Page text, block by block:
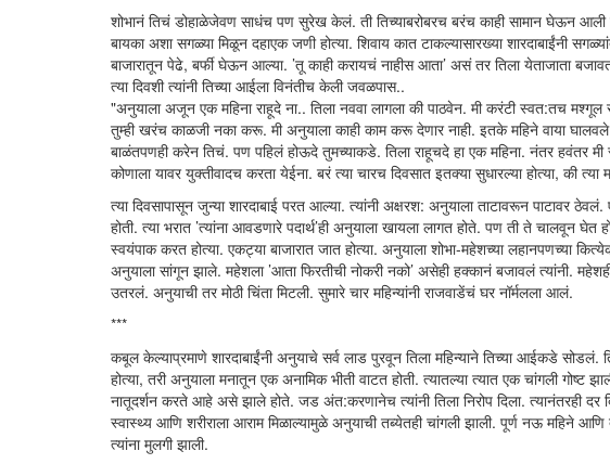
शोभानं तिचं डोहाळेजेवण साधंच पण सुरेख केलं. ती तिच्याबरोबरच बरंच काही सामान घेऊन आली
बायका अशा सगळ्या मिळून दहाएक जणी होत्या. शिवाय कात टाकल्यासारख्या शारदाबाईंनी
बाजारातून पेढे, बर्फी घेऊन आल्या. ’तू काही करायचं नाहीस आता’ असं तर तिला येताजाता
त्या दिवशी त्यांनी तिच्या आईला विनंतीच केली जवळपास..
"अनुयाला अजून एक महिना राहूदे ना.. तिला नववा लागला की पाठवेन. मी करंटी स्वत:तच मश्गूल
तुम्ही खरंच काळजी नका करू. मी अनुयाला काही काम करू देणार नाही. इतके महिने वाया
बाळंतपणही करेन तिचं. पण पहिलं होऊदे तुमच्याकडे. तिला राहूचदे हा एक महिना. नंतर हवंतर
कोणाला यावर युक्तीवादच करता येईना. बरं त्या चारच दिवसात इतक्या सुधारल्या होत्या, की
त्या दिवसापासून जुन्या शारदाबाई परत आल्या. त्यांनी अक्षरश: अनुयाला ताटावरून पाटावर
होती. त्या भरात ’त्यांना आवडणारे पदार्थ’ही अनुयाला खायला लागत होते. पण ती ते चालवून घेत
स्वयंपाक करत होत्या. एकट्या बाजारात जात होत्या. अनुयाला शोभा-महेशच्या लहानपणच्या
अनुयाला सांगून झाले. महेशला ’आता फिरतीची नोकरी नको’ असेही हक्कानं बजावलं त्यांनी.
उतरलं. अनुयाची तर मोठी चिंता मिटली. सुमारे चार महिन्यांनी राजवाडेंचं घर नॉर्मलला आलं.
***
कबूल केल्याप्रमाणे शारदाबाईंनी अनुयाचे सर्व लाड पुरवून तिला महिन्याने तिच्या आईकडे सोडलं.
होत्या, तरी अनुयाला मनातून एक अनामिक भीती वाटत होती. त्यातल्या त्यात एक चांगली गोष्ट
नातूदर्शन करते आहे असे झाले होते. जड अंत:करणानेच त्यांनी तिला निरोप दिला. त्यानंतरही दर
स्वास्थ्य आणि शरीराला आराम मिळाल्यामुळे अनुयाची तब्येतही चांगली झाली. पूर्ण नऊ महिने
त्यांना मुलगी झाली.